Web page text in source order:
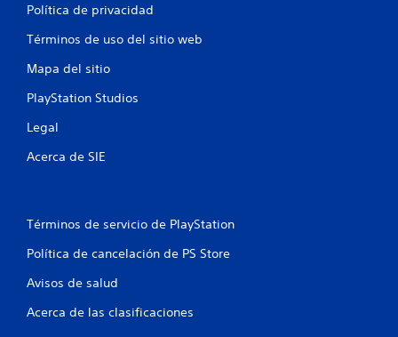
Política de privacidad
Términos de uso del sitio web
Mapa del sitio
PlayStation Studios
Legal
Acerca de SIE
Términos de servicio de PlayStation
Política de cancelación de PS Store
Avisos de salud
Acerca de las clasificaciones